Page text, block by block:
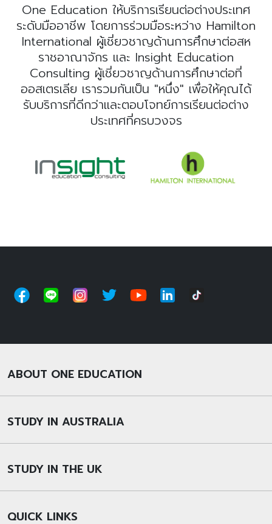
One Education ให้บริการเรียนต่อต่างประเทศ
ระดับมืออาชีพ โดยการร่วมมือระหว่าง Hamilton
International ผู้เชี่ยวชาญด้านการศึกษาต่อสห
ราชอาณาจักร และ Insight Education
Consulting ผู้เชี่ยวชาญด้านการศึกษาต่อที่
ออสเตรเลีย เรารวมกันเป็น "หนึ่ง" เพื่อให้คุณได้
รับบริการที่ดีกว่าและตอบโจทย์การเรียนต่อต่าง
ประเทศที่ครบวงจร
ABOUT ONE EDUCATION
STUDY IN AUSTRALIA
STUDY IN THE UK
QUICK LINKS